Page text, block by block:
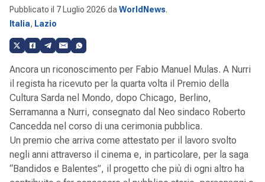
Pubblicato il 7 Luglio 2026 da WorldNews.
Italia, Lazio
Ancora un riconoscimento per Fabio Manuel Mulas. A Nurri
il regista ha ricevuto per la quarta volta il Premio della
Cultura Sarda nel Mondo, dopo Chicago, Berlino,
Serramanna a Nurri, consegnato dal Neo sindaco Roberto
Cancedda nel corso di una cerimonia pubblica.
Un premio che arriva come attestato per il lavoro svolto
negli anni attraverso il cinema e, in particolare, per la saga
“Bandidos e Balentes”, il progetto che più di ogni altro ha